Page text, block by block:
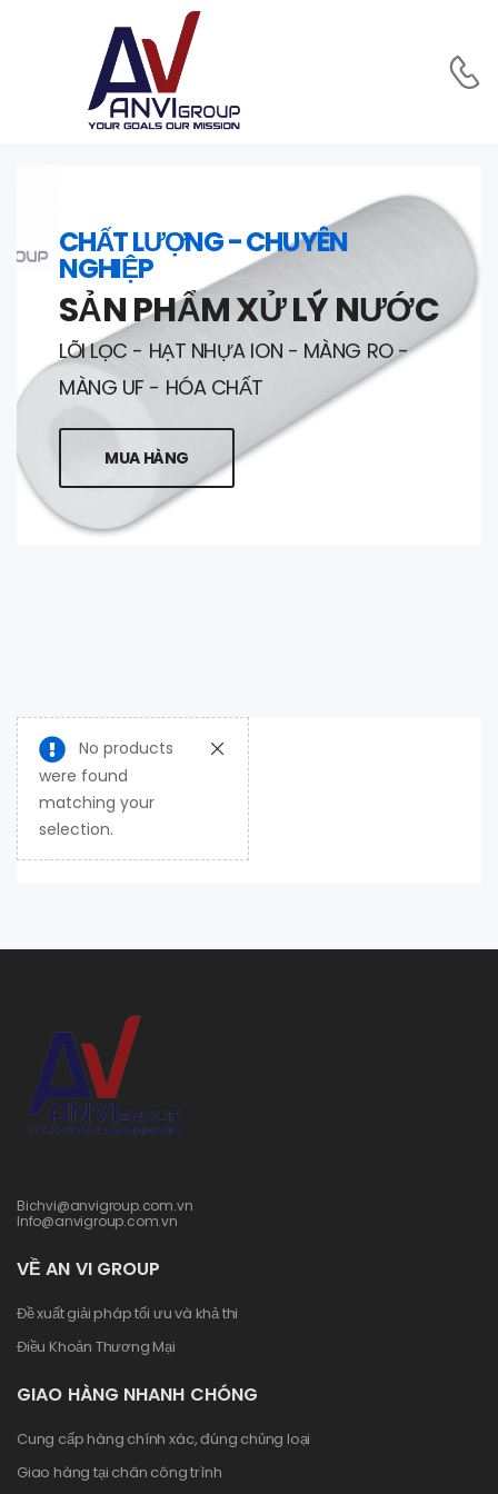
CHẤT LƯỢNG - CHUYÊN
NGHIỆP
SẢN PHẨM XỬ LÝ NƯỚC
LÕI LỌC - HẠT NHỰA ION - MÀNG RO -
MÀNG UF - HÓA CHẤT
MUA HÀNG
No products
were found
matching your
selection.
Bichvi@anvigroup.com.vn
Info@anvigroup.com.vn
VỀ AN VI GROUP
Đề xuất giải pháp tối ưu và khả thi
Điều Khoản Thương Mại
GIAO HÀNG NHANH CHÓNG
Cung cấp hàng chính xác, đúng chủng loại
Giao hàng tại chân công trình